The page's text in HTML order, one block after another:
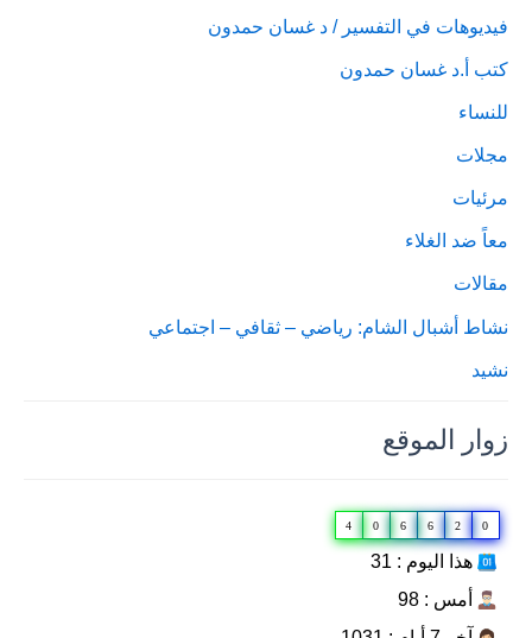
فيديوهات في التفسير / د غسان حمدون
كتب أ.د غسان حمدون
للنساء
مجلات
مرئيات
معاً ضد الغلاء
مقالات
نشاط أشبال الشام: رياضي – ثقافي – اجتماعي
نشيد
زوار الموقع
4 0 6 6 2 0
هذا اليوم : 31
أمس : 98